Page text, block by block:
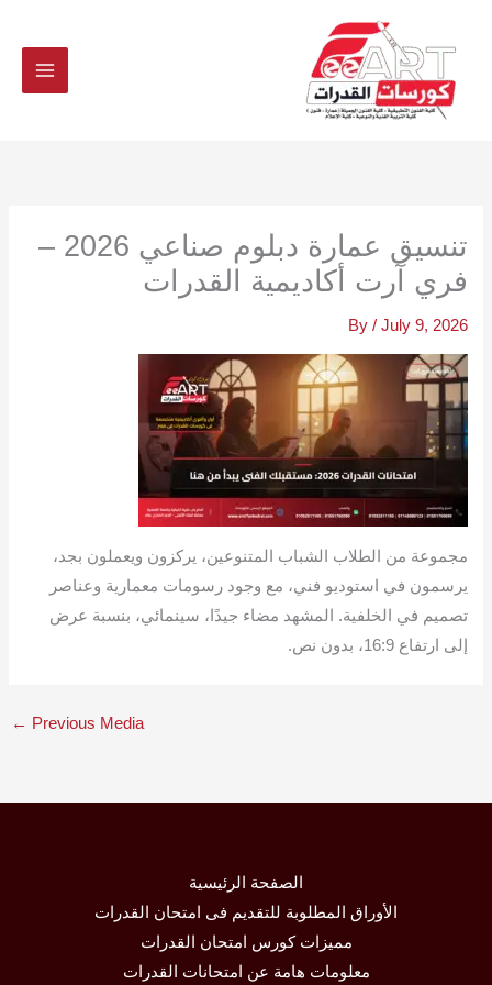
تنسيق عمارة دبلوم صناعي 2026 –
فري آرت أكاديمية القدرات
By / July 9, 2026
مجموعة من الطلاب الشباب المتنوعين، يركزون ويعملون بجد،
يرسمون في استوديو فني، مع وجود رسومات معمارية وعناصر
تصميم في الخلفية. المشهد مضاء جيدًا، سينمائي، بنسبة عرض
إلى ارتفاع 16:9، بدون نص.
← Previous Media
الصفحة الرئيسية
الأوراق المطلوبة للتقديم فى امتحان القدرات
مميزات كورس امتحان القدرات
معلومات هامة عن امتحانات القدرات